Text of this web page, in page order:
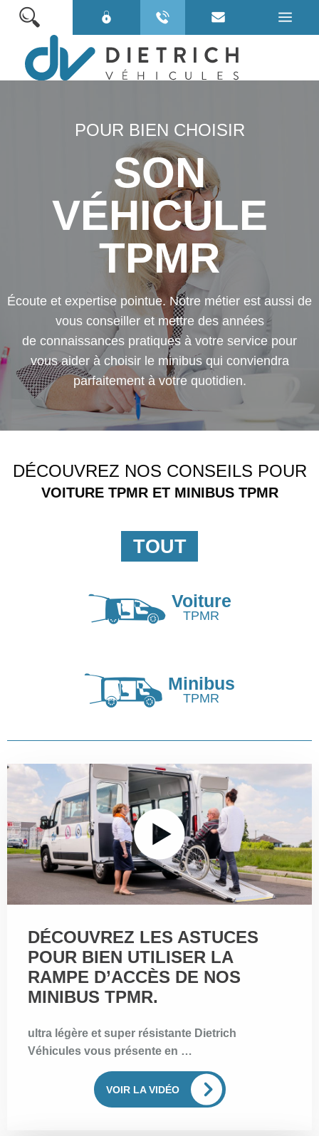
MINIBUS TPMR
VÉHICULES ÉLECTRIQUES
VÉHICULES EN STOCK
POUR BIEN CHOISIR
QUI SOMMES NOUS ?
NOS SERVICES
NOS LOCATIONS
ACTUALITÉS
POUR BIEN CHOISIR
SON
VÉHICULE
TPMR
Écoute et expertise pointue. Notre métier est aussi de
vous conseiller et mettre des années
de connaissances pratiques à votre service pour
vous aider à choisir le minibus qui conviendra
parfaitement à votre quotidien.
DÉCOUVREZ NOS CONSEILS POUR
VOITURE TPMR ET MINIBUS TPMR
TOUT
Voiture
TPMR
Minibus
TPMR
DÉCOUVREZ LES ASTUCES
POUR BIEN UTILISER LA
RAMPE D’ACCÈS DE NOS
MINIBUS TPMR.
ultra légère et super résistante Dietrich
Véhicules vous présente en …
VOIR LA VIDÉO